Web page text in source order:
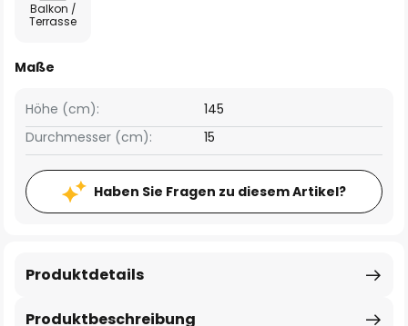
Balkon /
Terrasse
Maße
Höhe (cm):
145
Durchmesser (cm):
15
Haben Sie Fragen zu diesem Artikel?
Produktbeschreibung
Produktdetails